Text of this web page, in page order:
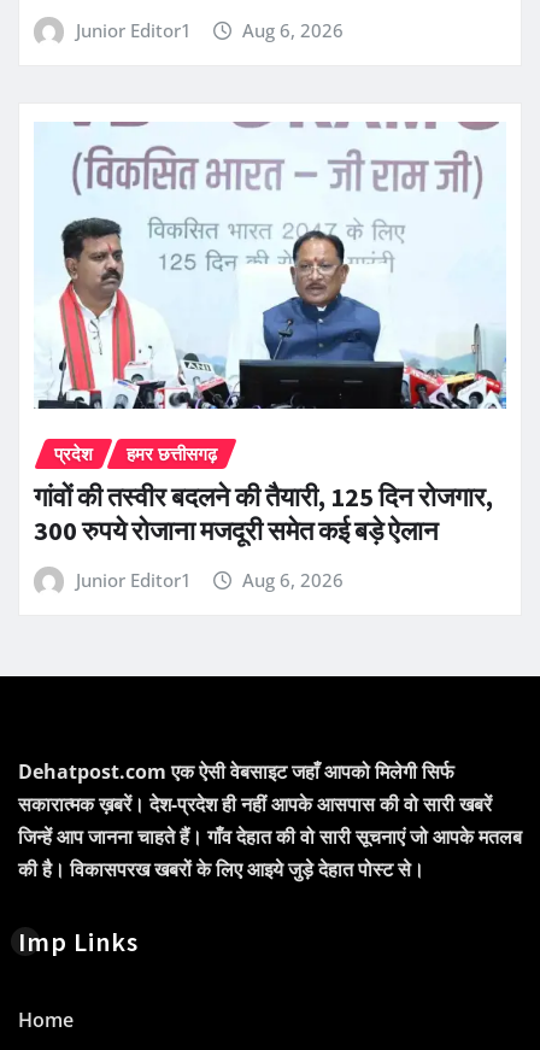
Junior Editor1 Aug 6, 2026
प्रदेश हमर छत्तीसगढ़
गांवों की तस्वीर बदलने की तैयारी, 125 दिन रोजगार,
300 रुपये रोजाना मजदूरी समेत कई बड़े ऐलान
Junior Editor1 Aug 6, 2026
Dehatpost.com एक ऐसी वेबसाइट जहाँ आपको मिलेगी सिर्फ
सकारात्मक ख़बरें। देश-प्रदेश ही नहीं आपके आसपास की वो सारी खबरें
जिन्हें आप जानना चाहते हैं। गाँव देहात की वो सारी सूचनाएं जो आपके मतलब
की है। विकासपरख खबरों के लिए आइये जुड़े देहात पोस्ट से।
Imp Links
Home